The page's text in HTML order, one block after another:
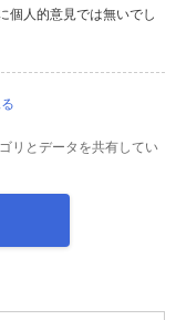
個人的意見では無いでし
リとデータを共有してい